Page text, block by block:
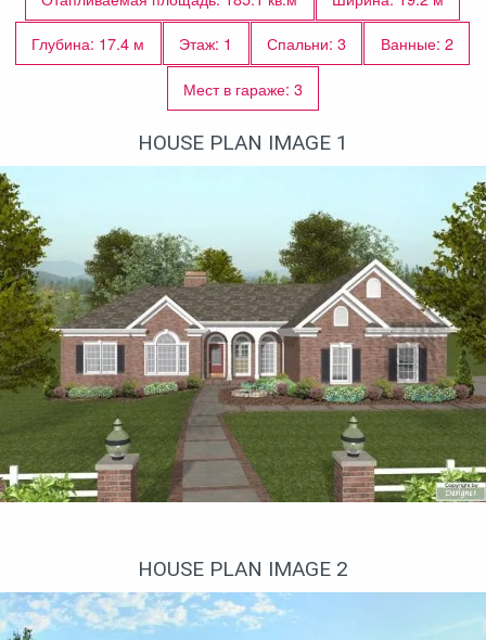
Глубина: 17.4 м
Этаж: 1 Спальни: 3
Ванные: 2
Мест в гараже: 3
HOUSE PLAN IMAGE 1
HOUSE PLAN IMAGE 2